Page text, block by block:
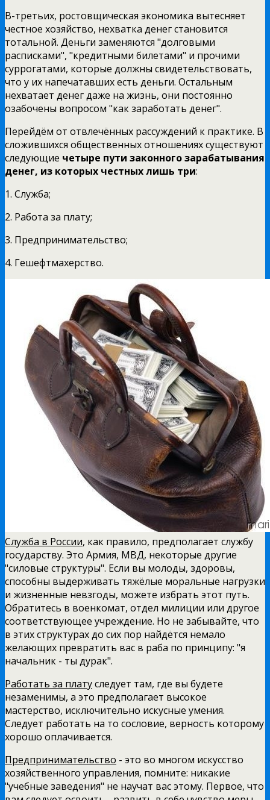
В-третьих, ростовщическая экономика вытесняет
честное хозяйство, нехватка денег становится
тотальной. Деньги заменяются "долговыми
расписками", "кредитными билетами" и прочими
суррогатами, которые должны свидетельствовать,
что у их напечатавших есть деньги. Остальным
нехватает денег даже на жизнь, они постоянно
озабочены вопросом "как заработать денег".
Перейдём от отвлечённых рассуждений к практике. В
сложившихся общественных отношениях существуют
следующие четыре пути законного зарабатывания
денег, из которых честных лишь три:
1. Служба;
2. Работа за плату;
3. Предпринимательство;
4. Гешефтмахерство.
Служба в России, как правило, предполагает службу
государству. Это Армия, МВД, некоторые другие
"силовые структуры". Если вы молоды, здоровы,
способны выдерживать тяжёлые моральные нагрузки
и жизненные невзгоды, можете избрать этот путь.
Обратитесь в военкомат, отдел милиции или другое
соответствующее учреждение. Но не забывайте, что
в этих структурах до сих пор найдётся немало
желающих превратить вас в раба по принципу: "я
начальник - ты дурак".
Работать за платуследует там, где вы будете
незаменимы, а это предполагает высокое
мастерство, исключительно искусные умения.
Следует работать на то сословие, верность которому
хорошо оплачивается.
Предпринимательство - это во многом искусство
хозяйственного управления, помните: никакие
"учебные заведения" не научат вас этому. Первое, что